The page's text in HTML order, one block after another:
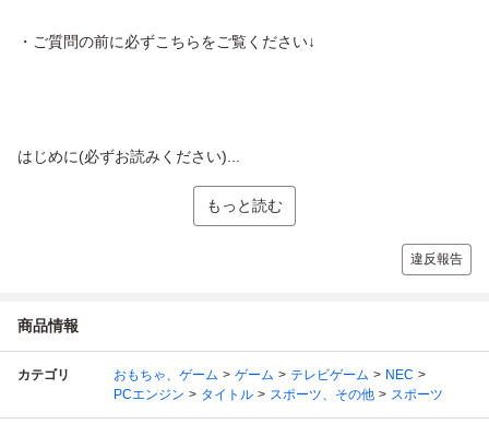
・ご質問の前に必ずこちらをご覧ください↓
はじめに(必ずお読みください)...
もっと読む
違反報告
商品情報
カテゴリ おもちゃ、ゲーム ゲーム テレビゲーム
NEC
PCエンジン
タイトル スポーツ、その他 スポーツ